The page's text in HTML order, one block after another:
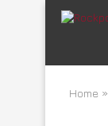
Home »